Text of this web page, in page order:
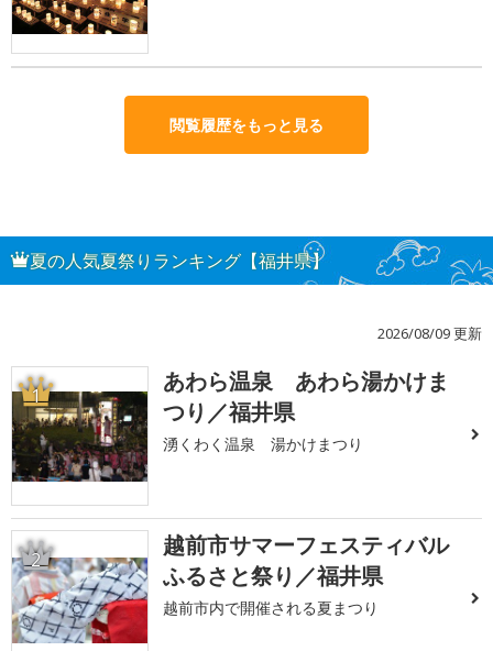
閲覧履歴をもっと見る
夏の人気夏祭りランキング【福井県】
2026/08/09 更新
1
あわら温泉 あわら湯かけま
つり／福井県
湧くわく温泉 湯かけまつり
2
越前市サマーフェスティバル
ふるさと祭り／福井県
越前市内で開催される夏まつり